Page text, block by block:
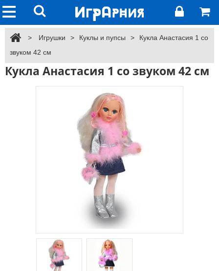
> Игрушки > Куклы и пупсы >
Кукла Анастасия 1 со
звуком 42 см
Кукла Анастасия 1 со звуком 42 см